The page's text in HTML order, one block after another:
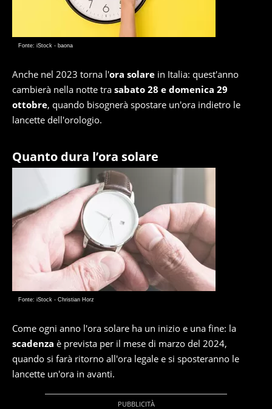
Fonte: iStock - baona
Anche nel 2023 torna l'ora solare in Italia: quest'anno
cambierà nella notte tra sabato 28 e domenica 29
ottobre, quando bisognerà spostare un'ora indietro le
lancette dell'orologio.
Quanto dura l’ora solare
Fonte: iStock - Christian Horz
Come ogni anno l'ora solare ha un inizio e una fine: la
scadenza è prevista per il mese di marzo del 2024,
quando si farà ritorno all'ora legale e si sposteranno le
lancette un'ora in avanti.